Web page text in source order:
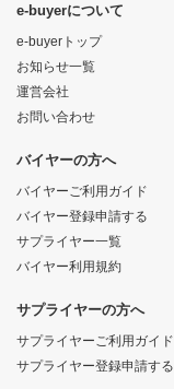
e-buyerについて
e-buyerトップ
お知らせ一覧
運営会社
お問い合わせ
バイヤーの方へ
バイヤーご利用ガイド
バイヤー登録申請する
サプライヤー一覧
バイヤー利用規約
サプライヤーの方へ
サプライヤーご利用ガイド
サプライヤー登録申請する